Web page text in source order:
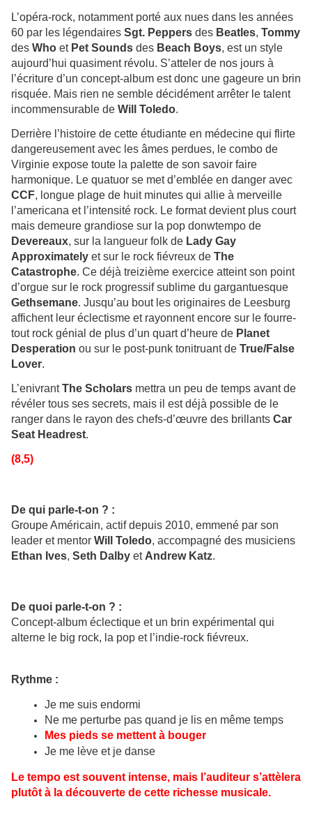
L’opéra-rock, notamment porté aux nues dans les années
60 par les légendaires Sgt. Peppers des Beatles, Tommy
des Who et Pet Sounds des Beach Boys, est un style
aujourd’hui quasiment révolu. S’atteler de nos jours à
l’écriture d’un concept-album est donc une gageure un brin
risquée. Mais rien ne semble décidément arrêter le talent
incommensurable de Will Toledo.
Derrière l’histoire de cette étudiante en médecine qui flirte
dangereusement avec les âmes perdues, le combo de
Virginie expose toute la palette de son savoir faire
harmonique. Le quatuor se met d’emblée en danger avec
CCF, longue plage de huit minutes qui allie à merveille
l’americana et l’intensité rock. Le format devient plus court
mais demeure grandiose sur la pop donwtempo de
Devereaux, sur la langueur folk de Lady Gay
Approximately et sur le rock fiévreux de The
Catastrophe. Ce déjà treizième exercice atteint son point
d’orgue sur le rock progressif sublime du gargantuesque
Gethsemane. Jusqu’au bout les originaires de Leesburg
affichent leur éclectisme et rayonnent encore sur le fourre-
tout rock génial de plus d’un quart d’heure de Planet
Desperation ou sur le post-punk tonitruant de True/False
Lover.
L’enivrantThe Scholars mettra un peu de temps avant de
révéler tous ses secrets, mais il est déjà possible de le
ranger dans le rayon des chefs-d’œuvre des brillants Car
Seat Headrest.
(8,5)
De qui parle-t-on ? :
Groupe Américain, actif depuis 2010, emmené par son
leader et mentor Will Toledo, accompagné des musiciens
Ethan Ives, Seth Dalby et Andrew Katz.
De quoi parle-t-on ? :
Concept-album éclectique et un brin expérimental qui
alterne le big rock, la pop et l’indie-rock fiévreux.
Rythme :
Je me suis endormi
Ne me perturbe pas quand je lis en même temps
Mes pieds se mettent à bouger
Je me lève et je danse
Le tempo est souvent intense, mais l’auditeur s’attèlera
plutôt à la découverte de cette richesse musicale.